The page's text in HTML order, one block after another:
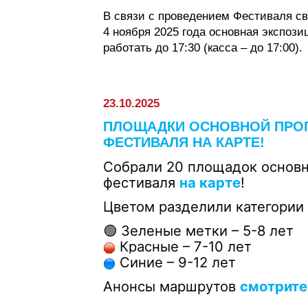
В связи с проведением Фестиваля
4 ноября 2025 года основная
работать до 17:30 (касса – до 17:00).
23.10.2025
ПЛОЩАДКИ ОСНОВНОЙ
ФЕСТИВАЛЯ НА КАРТЕ!
Собрали 20 площадок
фестиваля на карте!
Цветом разделили
🟢 Зеленые метки – 5-8 лет
Красные – 7-10 лет
Синие – 9-12 лет
Анонсы маршрутов